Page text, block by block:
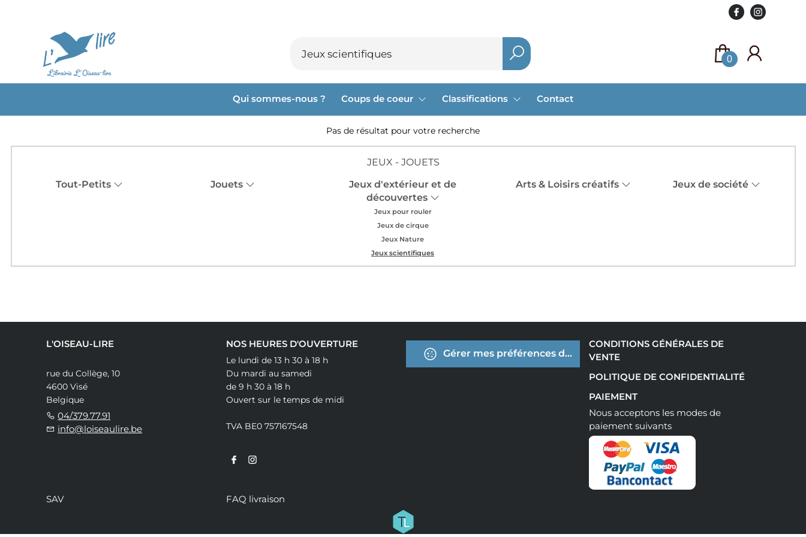
0
Qui sommes-nous ? Coups de coeur Classifications Contact
Pas de résultat pour votre recherche
JEUX - JOUETS
Tout-Petits
Jouets
Jeux d'extérieur et de
découvertes
Jeux pour rouler
Jeux de cirque
Jeux Nature
Jeux scientifiques
Arts & Loisirs créatifs Jeux de société
L'OISEAU-LIRE
rue du Collège, 10
4600 Visé
Belgique
04/379.77.91
info@loiseaulire.be
NOS HEURES D'OUVERTURE
Le lundi de 13 h 30 à 18 h
Du mardi au samedi
de 9 h 30 à 18 h
Ouvert sur le temps de midi
TVA BE0 757167548
Gérer mes préférences de cookies
CONDITIONS GÉNÉRALES DE
VENTE
POLITIQUE DE CONFIDENTIALITÉ
PAIEMENT
Nous acceptons les modes de
paiement suivants
SAV FAQ livraison